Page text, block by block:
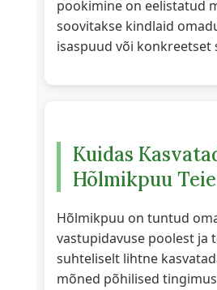
pookimine on eelistatud
soovitakse kindlaid
isaspuud või konkreetset
Kuidas
Hõlmikpuu
Hõlmikpuu on tuntud
vastupidavuse poolest ja
suhteliselt lihtne
mõned põhilised